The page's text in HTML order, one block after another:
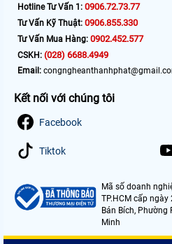
Hotline Tư Vấn 1: 0906.72.73.77
Tư Vấn Kỹ Thuật: 0906.855.330
Tư Vấn Mua Hàng: 0902.452.577
CSKH: (028) 6688.4949
Email:
Kết nối với chúng tôi
Facebook
Tiktok
Mã số doanh
TP.HCM cấp
Bán Bích, Phường
Minh